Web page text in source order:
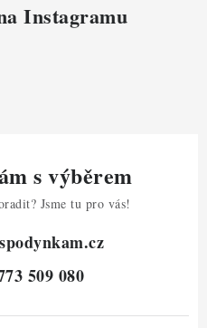
Instagramu
s výběrem
Jsme tu pro vás!
509 080